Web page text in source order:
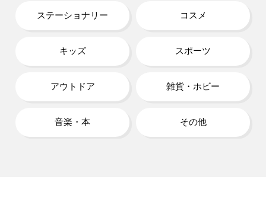
ステーショナリー コスメ
キッズ スポーツ
アウトドア 雑貨・ホビー
音楽・本 その他